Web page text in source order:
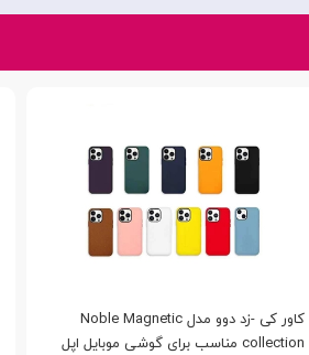
کاور کی -زد دوو مدل Noble Magnetic
collection مناسب برای گوشی موبایل اپل